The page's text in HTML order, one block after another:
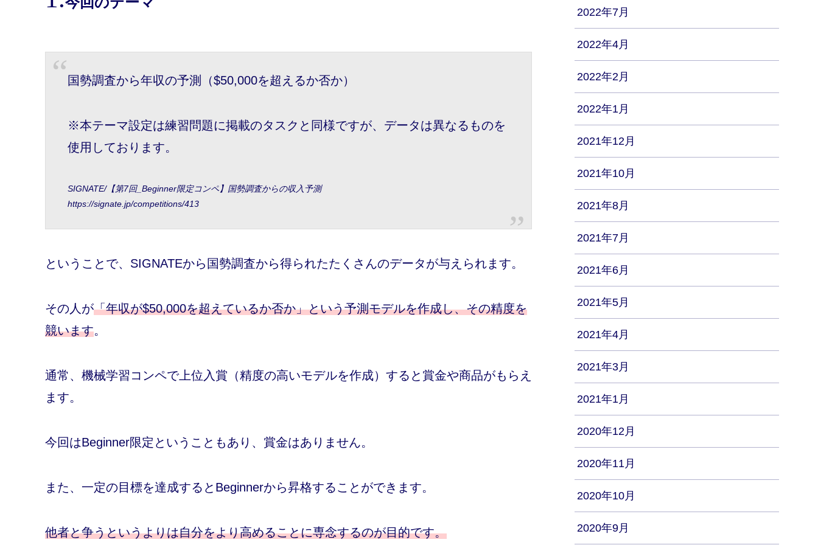
国勢調査から年収の予測（$50,000を超えるか否か）
※本テーマ設定は練習問題に掲載のタスクと同様ですが、データは異なるものを
使用しております。
SIGNATE/【第7回_Beginner限定コンペ】国勢調査からの収入予測
https://signate.jp/competitions/413
ということで、SIGNATEから国勢調査から得られたたくさんのデータが与えられます。
その人が「年収が$50,000を超えているか否か」という予測モデルを作成し、その精度を
競います。
通常、機械学習コンペで上位入賞（精度の高いモデルを作成）すると賞金や商品がもらえ
ます。
今回はBeginner限定ということもあり、賞金はありません。
また、一定の目標を達成するとBeginnerから昇格することができます。
他者と争うというよりは自分をより高めることに専念するのが目的です。
2022年7月
2022年4月
2022年2月
2022年1月
2021年12月
2021年10月
2021年8月
2021年7月
2021年6月
2021年5月
2021年4月
2021年3月
2021年1月
2020年12月
2020年11月
2020年10月
2020年9月